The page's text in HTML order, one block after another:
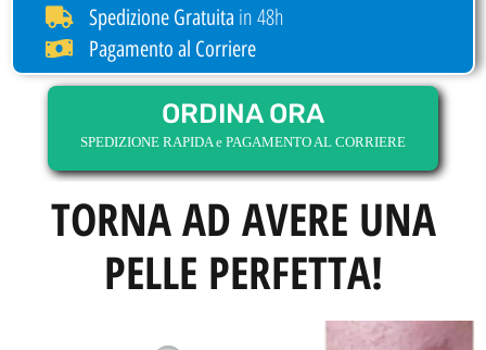
Spedizione Gratuita in 48h
Pagamento al Corriere
ORDINA ORA
SPEDIZIONE RAPIDA e PAGAMENTO AL CORRIERE
TORNA AD AVERE UNA
PELLE PERFETTA!